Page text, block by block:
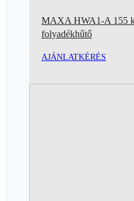
MAXA HWA1-A 155
folyadékhűtő
AJÁNLATKÉRÉS